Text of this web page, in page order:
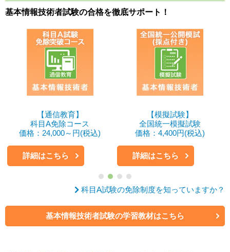
基本情報技術者試験の合格を徹底サポート！
【通信教育】
科目A免除コース
価格：24,000～円(税込)
詳細はこちら
【模擬試験】
全国統一模擬試験
価格：4,400円(税込)
詳細はこちら
科目A試験の免除制度を知っていますか？
基本情報技術者試験の学習教材はこちら